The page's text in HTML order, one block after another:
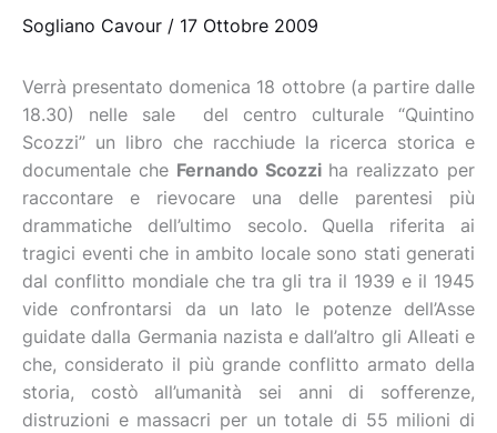
Sogliano Cavour / 17 Ottobre 2009
Verrà presentato domenica 18 ottobre (a partire dalle
18.30) nelle sale del centro culturale “Quintino
Scozzi” un libro che racchiude la ricerca storica e
documentale che Fernando Scozzi ha realizzato per
raccontare e rievocare una delle parentesi più
drammatiche dell’ultimo secolo. Quella riferita ai
tragici eventi che in ambito locale sono stati generati
dal conflitto mondiale che tra gli tra il 1939 e il 1945
vide confrontarsi da un lato le potenze dell’Asse
guidate dalla Germania nazista e dall’altro gli Alleati e
che, considerato il più grande conflitto armato della
storia, costò all’umanità sei anni di sofferenze,
distruzioni e massacri per un totale di 55 milioni di